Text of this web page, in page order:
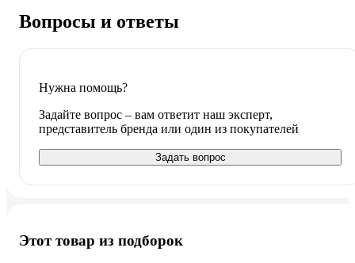
Вопросы и ответы
Нужна помощь?
Задайте вопрос – вам ответит наш эксперт,
представитель бренда или один из покупателей
Задать вопрос
Этот товар из подборок